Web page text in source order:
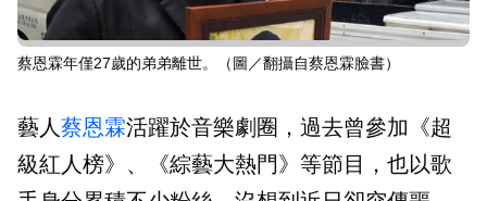
蔡恩霖年僅27歲的弟弟離世。（圖／翻攝自蔡恩霖臉書）
藝人蔡恩霖活躍於音樂劇圈，過去曾參加《超
級紅人榜》、《綜藝大熱門》等節目，也以歌